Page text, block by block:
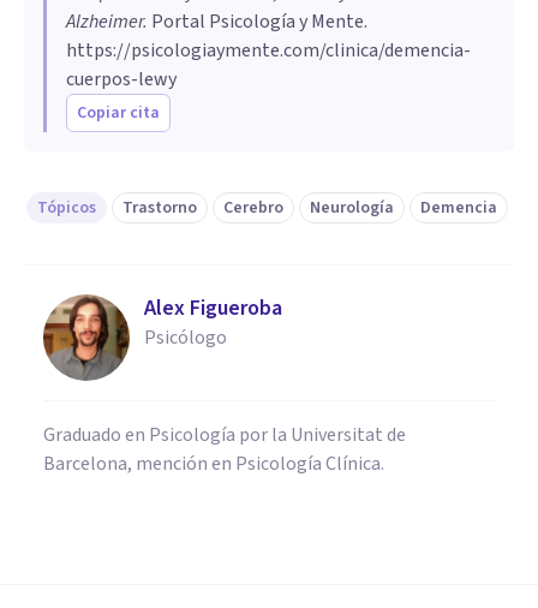
Alzheimer. Portal Psicología y Mente.
https://psicologiaymente.com/clinica/demencia-
cuerpos-lewy
Copiar cita
Tópicos Trastorno Cerebro Neurología Demencia
Alex Figueroba
Psicólogo
Graduado en Psicología por la Universitat de
Barcelona, mención en Psicología Clínica.